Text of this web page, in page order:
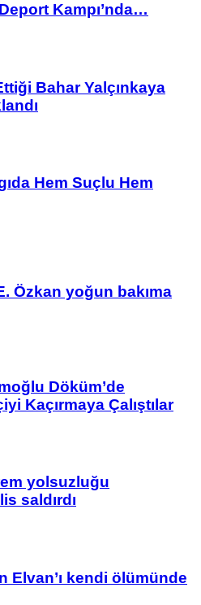
Kampı’nda…
Bahar Yalçınkaya
Hem Suçlu Hem
Özkan yoğun bakıma
Döküm’de
Kaçırmaya Çalıştılar
yolsuzluğu
saldırdı
Elvan’ı kendi ölümünde